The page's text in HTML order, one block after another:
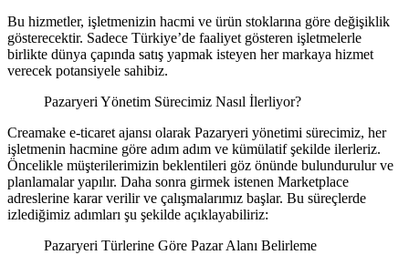
Bu hizmetler, işletmenizin hacmi ve ürün stoklarına göre değişiklik
gösterecektir. Sadece Türkiye’de faaliyet gösteren işletmelerle
birlikte dünya çapında satış yapmak isteyen her markaya hizmet
verecek potansiyele sahibiz.
Pazaryeri Yönetim Sürecimiz Nasıl İlerliyor?
Creamake e-ticaret ajansı olarak Pazaryeri yönetimi sürecimiz, her
işletmenin hacmine göre adım adım ve kümülatif şekilde ilerleriz.
Öncelikle müşterilerimizin beklentileri göz önünde bulundurulur ve
planlamalar yapılır. Daha sonra girmek istenen Marketplace
adreslerine karar verilir ve çalışmalarımız başlar. Bu süreçlerde
izlediğimiz adımları şu şekilde açıklayabiliriz:
Pazaryeri Türlerine Göre Pazar Alanı Belirleme